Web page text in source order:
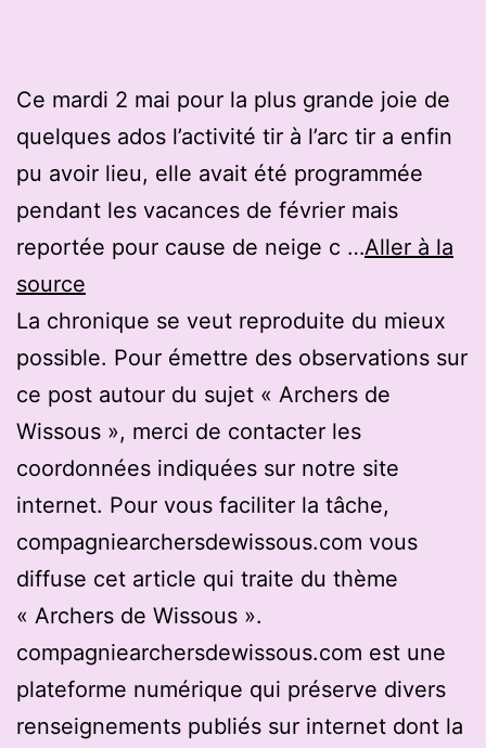
Ce mardi 2 mai pour la plus grande joie de
quelques ados l’activité tir à l’arc tir a enfin
pu avoir lieu, elle avait été programmée
pendant les vacances de février mais
reportée pour cause de neige c …Aller à la
source
La chronique se veut reproduite du mieux
possible. Pour émettre des observations sur
ce post autour du sujet « Archers de
Wissous », merci de contacter les
coordonnées indiquées sur notre site
internet. Pour vous faciliter la tâche,
compagniearchersdewissous.com vous
diffuse cet article qui traite du thème
« Archers de Wissous ».
compagniearchersdewissous.com est une
plateforme numérique qui préserve divers
renseignements publiés sur internet dont la